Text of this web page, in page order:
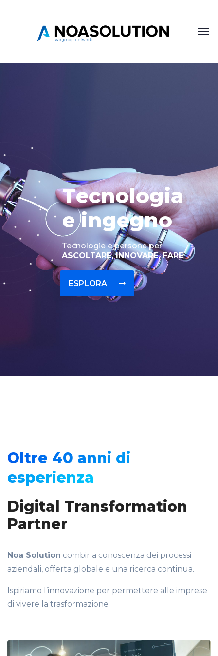
Tecnologia
e ingegno
Tecnologie e persone per
ASCOLTARE, INNOVARE, FARE
ESPLORA
Oltre 40 anni di
esperienza
Digital Transformation
Partner
Noa Solution combina conoscenza dei processi
aziendali, offerta globale e una ricerca continua.
Ispiriamo l’innovazione per permettere alle imprese
di vivere la trasformazione.